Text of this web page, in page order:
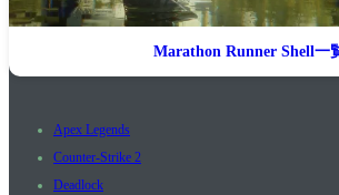
Marathon Runner Shell一
Apex Legends
Counter-Strike 2
Deadlock